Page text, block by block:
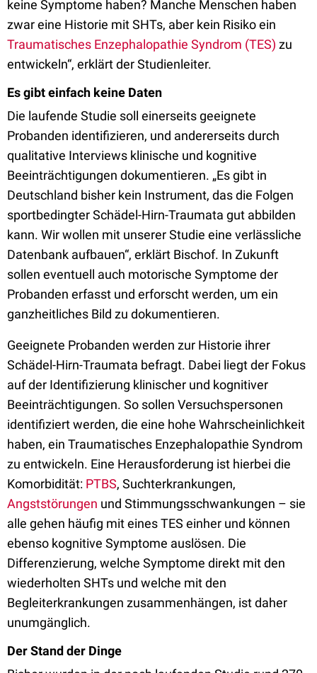
keine Symptome haben? Manche Menschen haben
zwar eine Historie mit SHTs, aber kein Risiko ein
Traumatisches Enzephalopathie Syndrom (TES) zu
entwickeln“, erklärt der Studienleiter.
Es gibt einfach keine Daten
Die laufende Studie soll einerseits geeignete
Probanden identifizieren, und andererseits durch
qualitative Interviews klinische und kognitive
Beeinträchtigungen dokumentieren. „Es gibt in
Deutschland bisher kein Instrument, das die Folgen
sportbedingter Schädel-Hirn-Traumata gut abbilden
kann. Wir wollen mit unserer Studie eine verlässliche
Datenbank aufbauen“, erklärt Bischof. In Zukunft
sollen eventuell auch motorische Symptome der
Probanden erfasst und erforscht werden, um ein
ganzheitliches Bild zu dokumentieren.
Geeignete Probanden werden zur Historie ihrer
Schädel-Hirn-Traumata befragt. Dabei liegt der Fokus
auf der Identifizierung klinischer und kognitiver
Beeinträchtigungen. So sollen Versuchspersonen
identifiziert werden, die eine hohe Wahrscheinlichkeit
haben, ein Traumatisches Enzephalopathie Syndrom
zu entwickeln. Eine Herausforderung ist hierbei die
Komorbidität: PTBS, Suchterkrankungen,
Angststörungen und Stimmungsschwankungen – sie
alle gehen häufig mit eines TES einher und können
ebenso kognitive Symptome auslösen. Die
Differenzierung, welche Symptome direkt mit den
wiederholten SHTs und welche mit den
Begleiterkrankungen zusammenhängen, ist daher
unumgänglich.
Der Stand der Dinge